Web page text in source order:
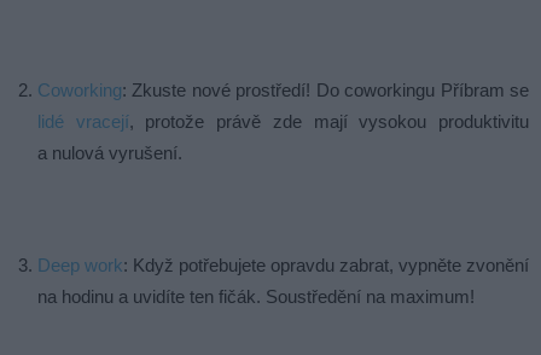
Coworking: Zkuste nové prostředí! Do coworkingu Příbram se
lidé vracejí, protože právě zde mají vysokou produktivitu
a nulová vyrušení.
Deep work: Když potřebujete opravdu zabrat, vypněte zvonění
na hodinu a uvidíte ten fičák. Soustředění na maximum!